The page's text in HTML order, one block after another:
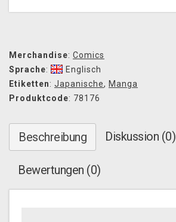
Merchandise: Comics
Sprache:
Englisch
Etiketten: Japanische, Manga
Produktcode: 78176
Beschreibung Diskussion (0)
Bewertungen (0)